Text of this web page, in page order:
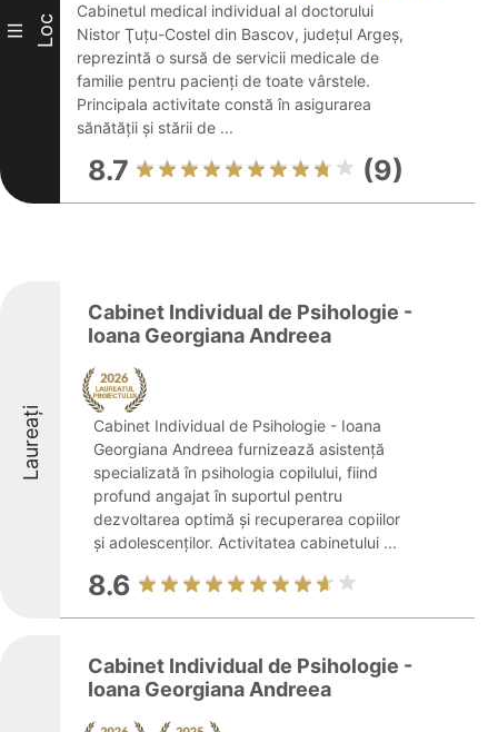
III Loc
Cabinetul medical individual al doctorului
Nistor Ţuţu-Costel din Bascov, județul Argeș,
reprezintă o sursă de servicii medicale de
familie pentru pacienți de toate vârstele.
Principala activitate constă în asigurarea
sănătății și stării de ...
8.7 (9)
Laureați
Cabinet Individual de Psihologie -
Ioana Georgiana Andreea
Cabinet Individual de Psihologie - Ioana
Georgiana Andreea furnizează asistență
specializată în psihologia copilului, fiind
profund angajat în suportul pentru
dezvoltarea optimă și recuperarea copiilor
și adolescenților. Activitatea cabinetului ...
8.6
Cabinet Individual de Psihologie -
Ioana Georgiana Andreea